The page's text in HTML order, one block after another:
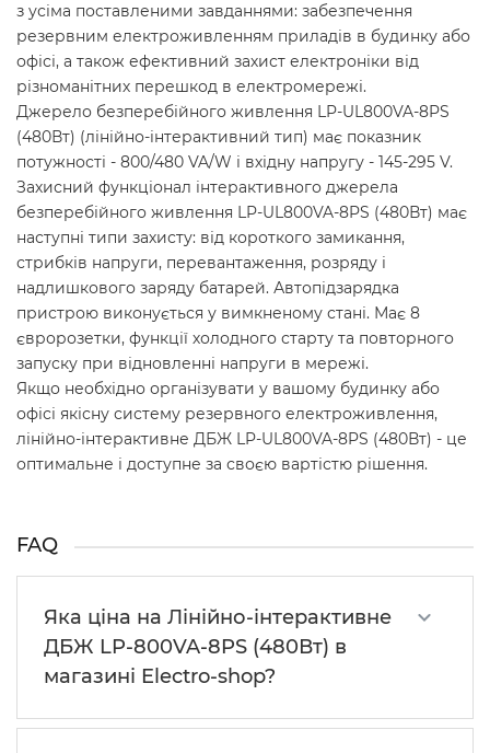
з усіма поставленими завданнями: забезпечення
резервним електроживленням приладів в будинку або
офісі, а також ефективний захист електроніки від
різноманітних перешкод в електромережі.
Джерело безперебійного живлення LP-UL800VA-8PS
(480Вт) (лінійно-інтерактивний тип) має показник
потужності - 800/480 VA/W і вхідну напругу - 145-295 V.
Захисний функціонал інтерактивного джерела
безперебійного живлення LP-UL800VA-8PS (480Вт) має
наступні типи захисту: від короткого замикання,
стрибків напруги, перевантаження, розряду і
надлишкового заряду батарей. Автопідзарядка
пристрою виконується у вимкненому стані. Має 8
євророзетки, функції холодного старту та повторного
запуску при відновленні напруги в мережі.
Якщо необхідно організувати у вашому будинку або
офісі якісну систему резервного електроживлення,
лінійно-інтерактивне ДБЖ LP-UL800VA-8PS (480Вт) - це
оптимальне і доступне за своєю вартістю рішення.
FAQ
Яка ціна на Лінійно-інтерактивне
ДБЖ LP-800VA-8PS (480Вт) в
магазині Electro-shop?